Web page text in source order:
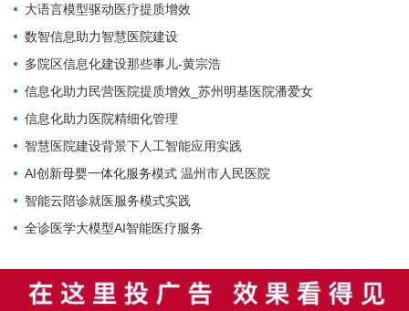
大语言模型驱动医疗提质增效
数智信息助力智慧医院建设
多院区信息化建设那些事儿-黄宗浩
信息化助力民营医院提质增效_苏州明基医院潘爱女
信息化助力医院精细化管理
智慧医院建设背景下人工智能应用实践
AI创新母婴一体化服务模式 温州市人民医院
智能云陪诊就医服务模式实践
全诊医学大模型AI智能医疗服务